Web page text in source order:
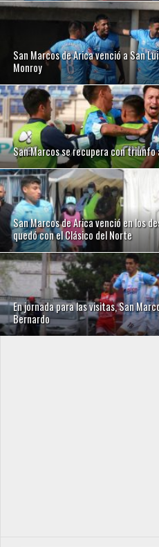
San Marcos de Arica venció a San
Monroy
San Marcos se recupera con triunfo
San Marcos de Arica venció en los
quedó con el Clásico del Norte
En jornada para las visitas, San
Bernardo